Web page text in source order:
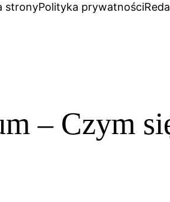
stronyPolityka prywatności
– Czym